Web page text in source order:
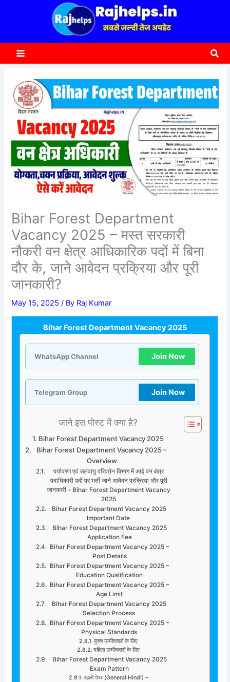
Bihar Forest Department
Vacancy 2025 – मस्त सरकारी
नौकरी वन क्षेत्र आधिकारिक पदों में बिना
दौर के, जाने आवेदन प्रक्रिया और पूरी
जानकारी?
May 15, 2025/ By Raj Kumar
Bihar Forest Department Vacancy 2025
WhatsApp Channel Join Now
Telegram Group Join Now
जाने इस पोस्ट में क्या है?
Bihar Forest Department Vacancy 2025
Bihar Forest Department Vacancy 2025 –
Overview
पर्यावरण एवं जलवायु परिवर्तन विभाग में आई वन क्षेत्र
पदाधिकारी पदों पर भर्ती जाने आवेदन प्रक्रिया और पूरी
जानकारी – Bihar Forest Department Vacancy
2025
Bihar Forest Department Vacancy 2025
Important Date
Bihar Forest Department Vacancy 2025
Application Fee
Bihar Forest Department Vacancy 2025 –
Post Details
Bihar Forest Department Vacancy 2025 –
Education Qualification
Bihar Forest Department Vacancy 2025 –
Age Limit
Bihar Forest Department Vacancy 2025
Selection Process
Bihar Forest Department Vacancy 2025 –
Physical Standards
पुरुष उम्मीदवारों के लिए
महिला उम्मीदवारों के लिए
Bihar Forest Department Vacancy 2025
Exam Pattern
पहली पेपर (General Hindi) –
c